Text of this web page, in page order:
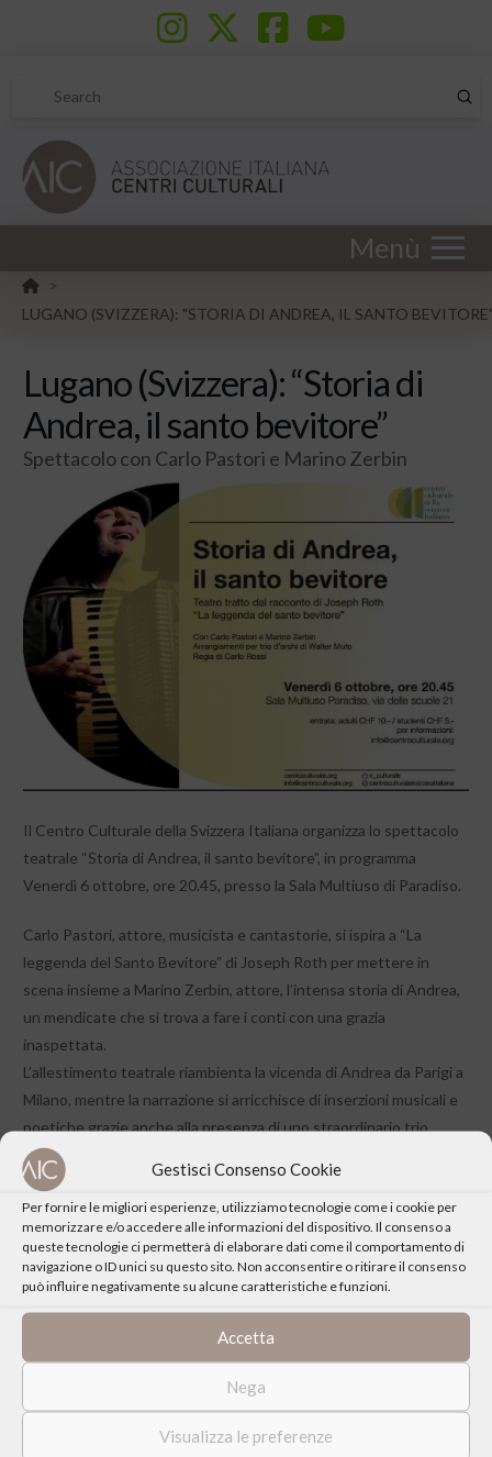
Gestisci Consenso Cookie
Per fornire le migliori esperienze, utilizziamo tecnologie come i cookie per
memorizzare e/o accedere alle informazioni del dispositivo. Il consenso a
queste tecnologie ci permetterà di elaborare dati come il comportamento di
navigazione o ID unici su questo sito. Non acconsentire o ritirare il consenso
può influire negativamente su alcune caratteristiche e funzioni.
Accetta
Nega
Visualizza le preferenze
Search
Menù
HOME
>
LUGANO (SVIZZERA): "STORIA DI ANDREA, IL SANTO
Lugano (Svizzera): “Storia di
Andrea, il santo bevitore”
Spettacolo con Carlo Pastori e Marino Zerbin
Il Centro Culturale della Svizzera Italiana organizza lo spettacolo
teatrale “Storia di Andrea, il santo bevitore”, in programma
Venerdì 6 ottobre, ore 20.45, presso la Sala Multiuso di Paradiso.
Carlo Pastori, attore, musicista e cantastorie, si ispira a “La
leggenda del Santo Bevitore” di Joseph Roth per mettere in
scena insieme a Marino Zerbin, attore, l’intensa storia di Andrea,
un mendicate che si trova a fare i conti con una grazia
inaspettata.
L’allestimento teatrale riambienta la vicenda di Andrea da Parigi a
Milano, mentre la narrazione si arricchisce di inserzioni musicali e
poetiche grazie anche alla presenza di uno straordinario trio
d’archi dal vivo.
CONDIVIDI QUESTO EVENTO